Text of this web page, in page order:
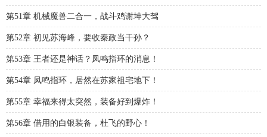
第51章 机械魔兽二合一，战斗鸡谢坤大驾
第52章 初见苏海峰，要收秦政当干孙？
第53章 王者还是神话？凤鸣指环的消息！
第54章 凤鸣指环，居然在苏家祖宅地下！
第55章 幸福来得太突然，装备好到爆炸！
第56章 借用的白银装备，杜飞的野心！